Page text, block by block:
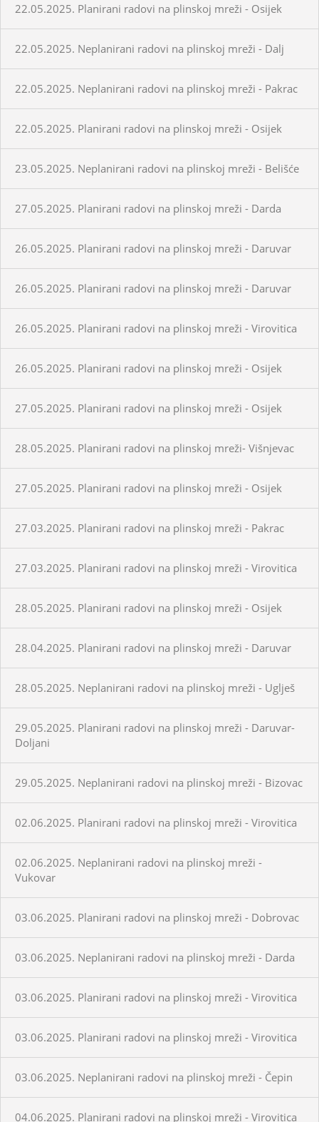
22.05.2025. Planirani radovi na plinskoj mreži - Osijek
22.05.2025. Neplanirani radovi na plinskoj mreži - Dalj
22.05.2025. Neplanirani radovi na plinskoj mreži - Pakrac
22.05.2025. Planirani radovi na plinskoj mreži - Osijek
23.05.2025. Neplanirani radovi na plinskoj mreži - Belišće
27.05.2025. Planirani radovi na plinskoj mreži - Darda
26.05.2025. Planirani radovi na plinskoj mreži - Daruvar
26.05.2025. Planirani radovi na plinskoj mreži - Daruvar
26.05.2025. Planirani radovi na plinskoj mreži - Virovitica
26.05.2025. Planirani radovi na plinskoj mreži - Osijek
27.05.2025. Planirani radovi na plinskoj mreži - Osijek
28.05.2025. Planirani radovi na plinskoj mreži- Višnjevac
27.05.2025. Planirani radovi na plinskoj mreži - Osijek
27.03.2025. Planirani radovi na plinskoj mreži - Pakrac
27.03.2025. Planirani radovi na plinskoj mreži - Virovitica
28.05.2025. Planirani radovi na plinskoj mreži - Osijek
28.04.2025. Planirani radovi na plinskoj mreži - Daruvar
28.05.2025. Neplanirani radovi na plinskoj mreži - Uglješ
29.05.2025. Planirani radovi na plinskoj mreži - Daruvar-
Doljani
29.05.2025. Neplanirani radovi na plinskoj mreži - Bizovac
02.06.2025. Planirani radovi na plinskoj mreži - Virovitica
02.06.2025. Neplanirani radovi na plinskoj mreži -
Vukovar
03.06.2025. Planirani radovi na plinskoj mreži - Dobrovac
03.06.2025. Neplanirani radovi na plinskoj mreži - Darda
03.06.2025. Planirani radovi na plinskoj mreži - Virovitica
03.06.2025. Planirani radovi na plinskoj mreži - Virovitica
03.06.2025. Neplanirani radovi na plinskoj mreži - Čepin
04.06.2025. Planirani radovi na plinskoj mreži - Virovitica